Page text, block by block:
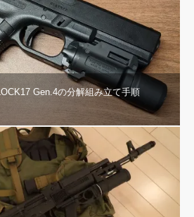
Gen.4の分解組み立て手順